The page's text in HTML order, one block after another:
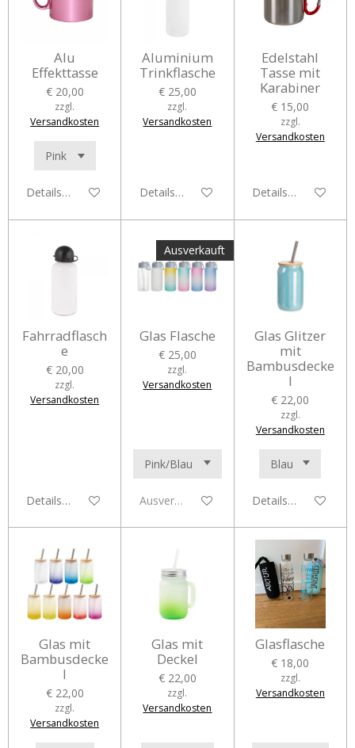
Alu
Effekttasse
€ 20,00
zzgl.
Versandkosten
Details anzeigen
Aluminium
Trinkflasche
€ 25,00
zzgl.
Versandkosten
Details anzeigen
Edelstahl
Tasse mit
Karabiner
€ 15,00
zzgl.
Versandkosten
Details anzeigen
Fahrradflasch
e
€ 20,00
zzgl.
Versandkosten
Details anzeigen
Ausverkauft
Glas Flasche
€ 25,00
zzgl.
Versandkosten
Ausverkauft
Glas Glitzer
mit
Bambusdecke
l
€ 22,00
zzgl.
Versandkosten
Details anzeigen
Glas mit
Bambusdecke
l
€ 22,00
zzgl.
Versandkosten
Glas mit
Deckel
€ 22,00
zzgl.
Versandkosten
Glasflasche
€ 18,00
zzgl.
Versandkosten